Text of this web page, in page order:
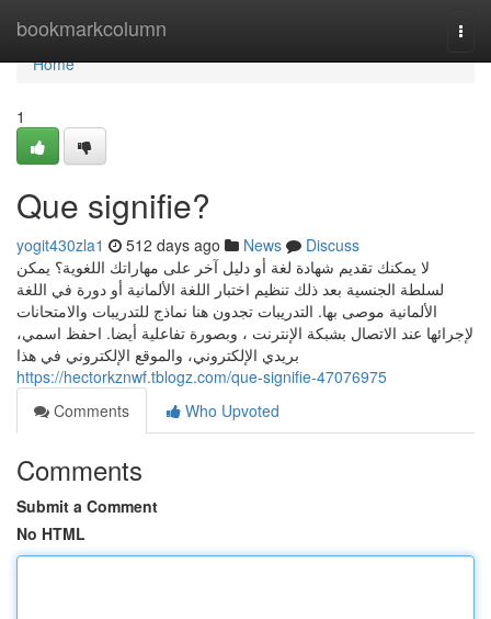
bookmarkcolumn
Home
Home
1
Que signifie?
yogit430zla1 512 days ago News
Discuss
لا يمكنك تقديم شهادة لغة أو دليل آخر على مهاراتك اللغوية؟ يمكن
لسلطة الجنسية بعد ذلك تنظيم اختبار اللغة الألمانية أو دورة في اللغة
الألمانية موصى بها. التدريبات تجدون هنا نماذج للتدريبات والامتحانات
لإجرائها عند الاتصال بشبكة الإنترنت ، وبصورة تفاعلية أيضا. احفظ اسمي،
بريدي الإلكتروني، والموقع الإلكتروني في هذا
https://hectorkznwf.tblogz.com/que-signifie-47076975
Comments
Who Upvoted
Comments
Submit a Comment
No HTML